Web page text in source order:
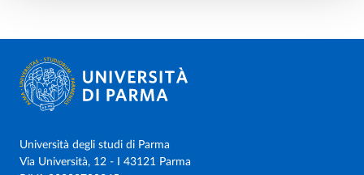
Università degli studi di Parma
Via Università, 12 - I 43121 Parma